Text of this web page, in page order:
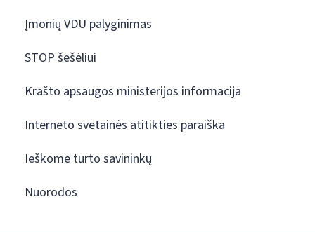
Įmonių VDU palyginimas
STOP šešėliui
Krašto apsaugos ministerijos informacija
Interneto svetainės atitikties paraiška
Ieškome turto savininkų
Nuorodos